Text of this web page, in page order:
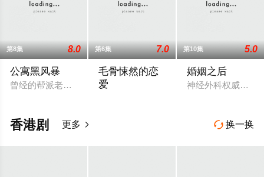
第8集 8.0
公寓黑风暴
曾经的帮派老大急需现金，于是和有志成为律师的同伴合作，
第6集 7.0
毛骨悚然的恋
爱
第10集 5.0
婚姻之后
神经外科权威姜泰
 换一换
香港剧 更多 